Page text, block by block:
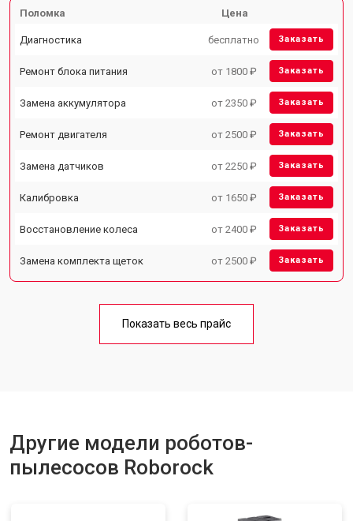
Поломка Цена
Диагностика бесплатно Заказать
Ремонт блока питания от 1800 ₽ Заказать
Замена аккумулятора от 2350 ₽ Заказать
Ремонт двигателя от 2500 ₽ Заказать
Замена датчиков от 2250 ₽ Заказать
Калибровка от 1650 ₽ Заказать
Восстановление колеса от 2400 ₽ Заказать
Замена комплекта щеток от 2500 ₽ Заказать
Показать весь прайс
Другие модели роботов-
пылесосов Roborock